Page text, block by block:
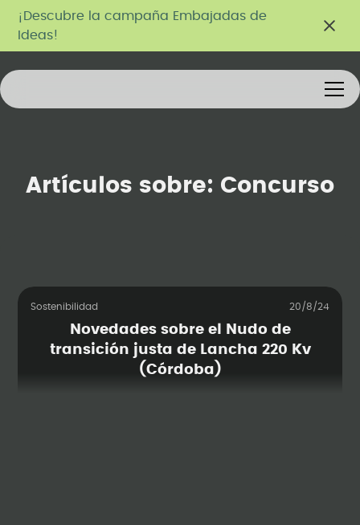
¡Descubre la campaña Embajadas de
Ideas!
Artículos sobre: Concurso
Sostenibilidad 20/8/24
Novedades sobre el Nudo de
transición justa de Lancha 220 Kv
(Córdoba)